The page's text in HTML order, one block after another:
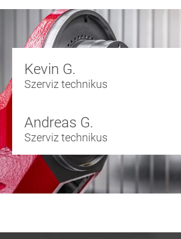
Kevin G.
Szerviz technikus
Andreas G.
Szerviz technikus